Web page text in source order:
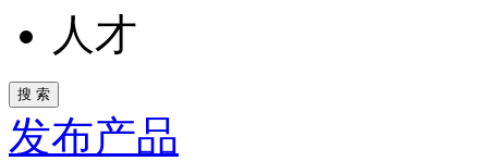
人才
发布产品